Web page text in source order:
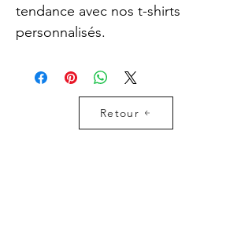
tendance avec nos t-shirts
personnalisés.
Retour